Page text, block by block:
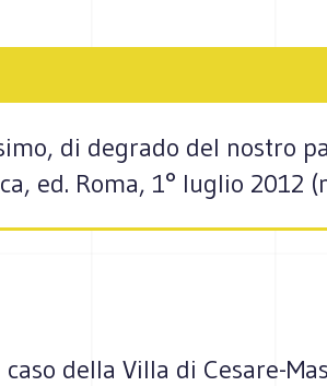
di degrado del nostro
ed. Roma, 1° luglio 2012
della Villa di Cesare-